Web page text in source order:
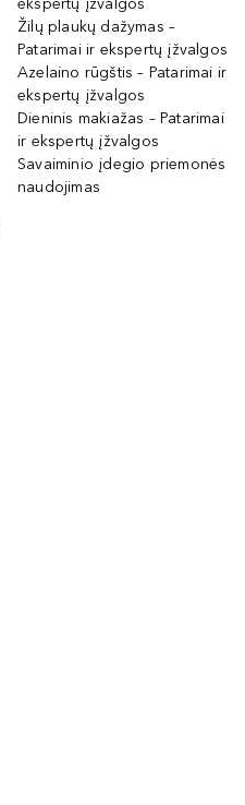
ekspertų įžvalgos
Žilų plaukų dažymas –
Patarimai ir ekspertų įžvalgos
Azelaino rūgštis – Patarimai ir
ekspertų įžvalgos
Dieninis makiažas – Patarimai
ir ekspertų įžvalgos
Savaiminio įdegio priemonės
naudojimas